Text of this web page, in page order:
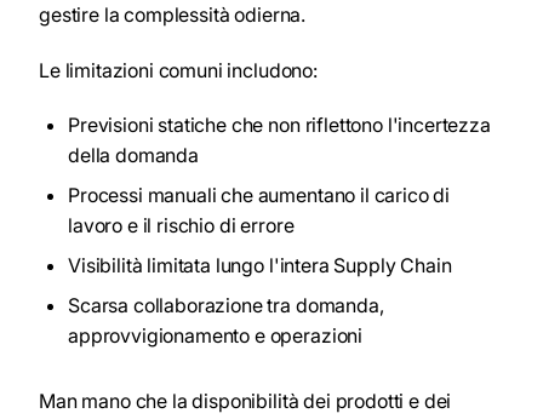
gestire la complessità odierna.
Le limitazioni comuni includono:
Previsioni statiche che non riflettono l'incertezza
della domanda
Processi manuali che aumentano il carico di
lavoro e il rischio di errore
Visibilità limitata lungo l'intera Supply Chain
Scarsa collaborazione tra domanda,
approvvigionamento e operazioni
Man mano che la disponibilità dei prodotti e dei